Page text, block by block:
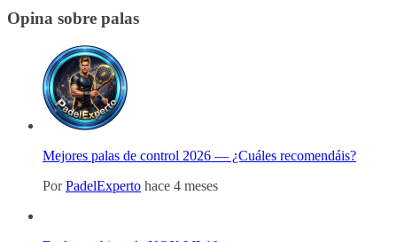
Opina sobre palas
Mejores palas de control 2026 — ¿Cuáles recomendáis?
PorPadelExperto hace 4 meses